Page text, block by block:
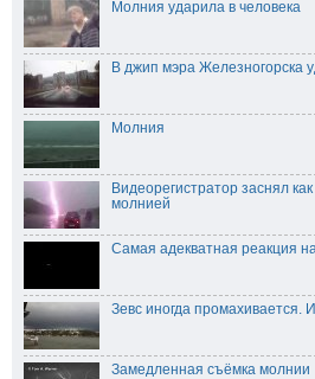
Молния ударила в человека
В джип мэра Железногорска
Молния
Видеорегистратор заснял
молнией
Самая адекватная реакция
Зевс иногда промахивается.
Замедленная съёмка молнии